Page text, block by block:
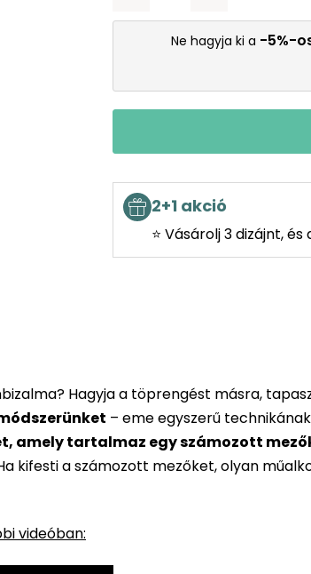
Ne hagyja ki a -5%-
2+1 akció
⭐ Vásárolj 3 dizájnt,
Hagyja a töprengést másra,
– eme egyszerű
amely tartalmaz egy számozott
kifesti a számozott mezőket, olyan
videóban: